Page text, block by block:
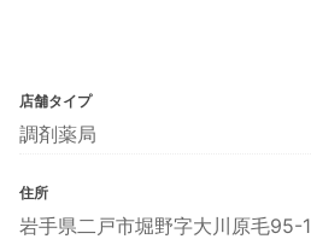
店舗タイプ
調剤薬局
住所
岩手県二戸市堀野字大川原毛95-1